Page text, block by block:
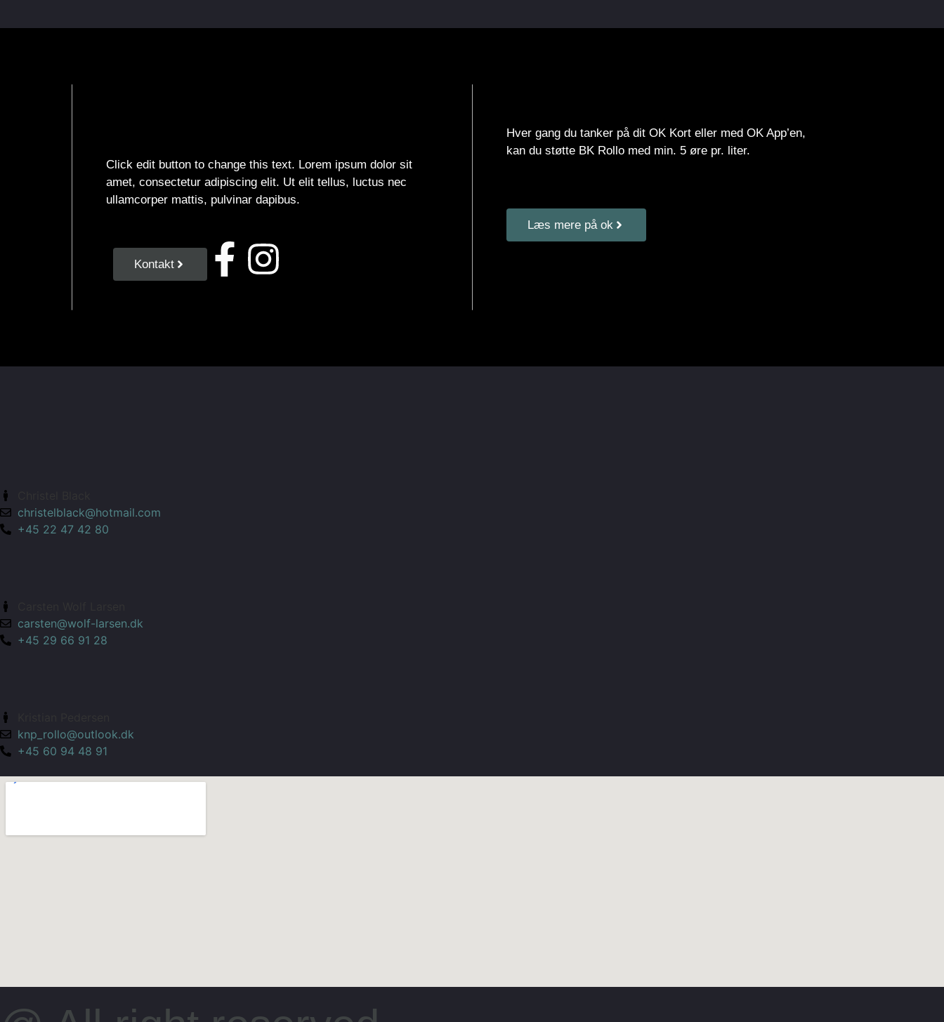
Click edit button to change this text. Lorem ipsum dolor sit
amet, consectetur adipiscing elit. Ut elit tellus, luctus nec
ullamcorper mattis, pulvinar dapibus.
Kontakt
Hver gang du tanker på dit OK Kort eller med OK App’en,
kan du støtte BK Rollo med min. 5 øre pr. liter.
Læs mere på ok
christelblack@hotmail.com
+45 22 47 42 80
carsten@wolf-larsen.dk
+45 29 66 91 28
knp_rollo@outlook.dk
+45 60 94 48 91